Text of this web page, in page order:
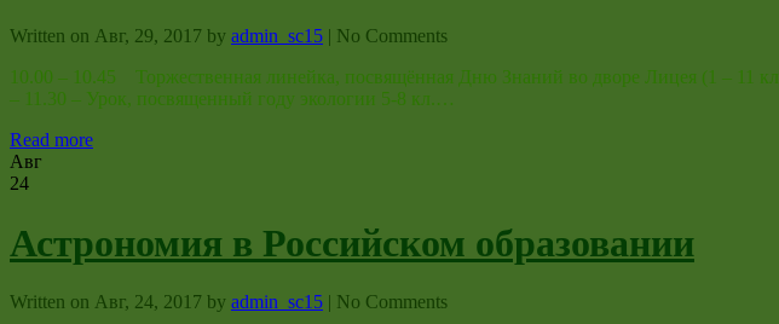
Written on Авг, 29, 2017 by admin_sc15 | No Comments
10.00 – 10.45 Торжественная линейка, посвящённая Дню Знаний во дворе Лицея (1 – 11
– 11.30 – Урок, посвященный году экологии 5-8 кл.…
Read more
Авг
24
Астрономия в Российском образовании
Written on Авг, 24, 2017 by admin_sc15 | No Comments